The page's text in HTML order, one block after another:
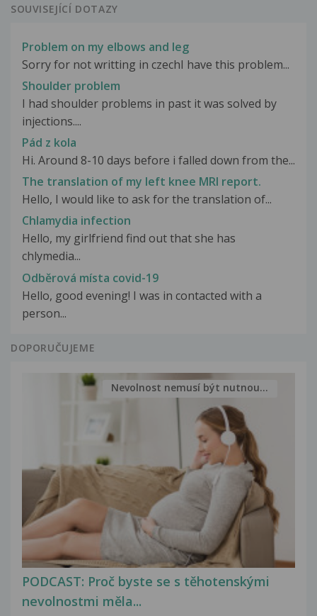
SOUVISEJÍCÍ DOTAZY
Problem on my elbows and leg
Sorry for not writting in czechI have this problem...
Shoulder problem
I had shoulder problems in past it was solved by
injections....
Pád z kola
Hi. Around 8-10 days before i falled down from the...
The translation of my left knee MRI report.
Hello, I would like to ask for the translation of...
Chlamydia infection
Hello, my girlfriend find out that she has
chlymedia...
Odběrová místa covid-19
Hello, good evening! I was in contacted with a
person...
DOPORUČUJEME
PODCAST: Proč byste se s těhotenskými
nevolnostmi měla...
Nevolnost nemusí být nutnou...